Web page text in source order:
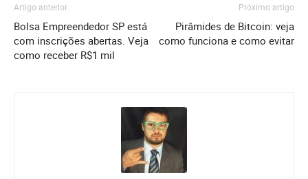
Artigo anterior
Bolsa Empreendedor SP está
com inscrições abertas. Veja
como receber R$1 mil
Próximo artigo
Pirâmides de Bitcoin: veja
como funciona e como evitar